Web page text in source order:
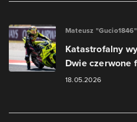
Mateusz
Katastrofalny
Dwie czerwone
18.05.2026